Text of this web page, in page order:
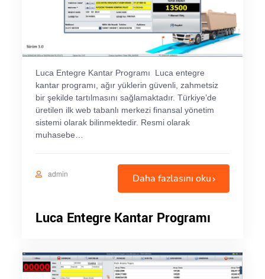
Luca Entegre Kantar Programı Luca entegre
kantar programı, ağır yüklerin güvenli, zahmetsiz
bir şekilde tartılmasını sağlamaktadır. Türkiye’de
üretilen ilk web tabanlı merkezi finansal yönetim
sistemi olarak bilinmektedir. Resmi olarak
muhasebe…
admin Daha fazlasını oku
Luca Entegre Kantar Programı